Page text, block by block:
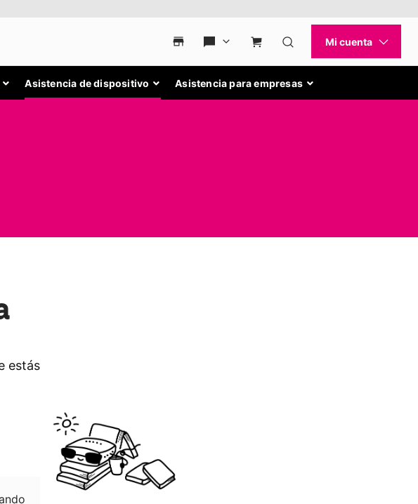
Asistencia de dispositivo Asistencia para empresas